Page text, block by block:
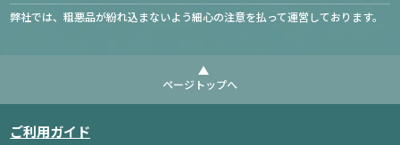
弊社では、粗悪品が紛れ込まないよう細心の注意を払って運営しております。
ページトップへ
ご利用ガイド